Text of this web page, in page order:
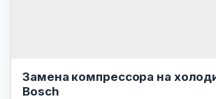
Замена компрессора на
Bosch